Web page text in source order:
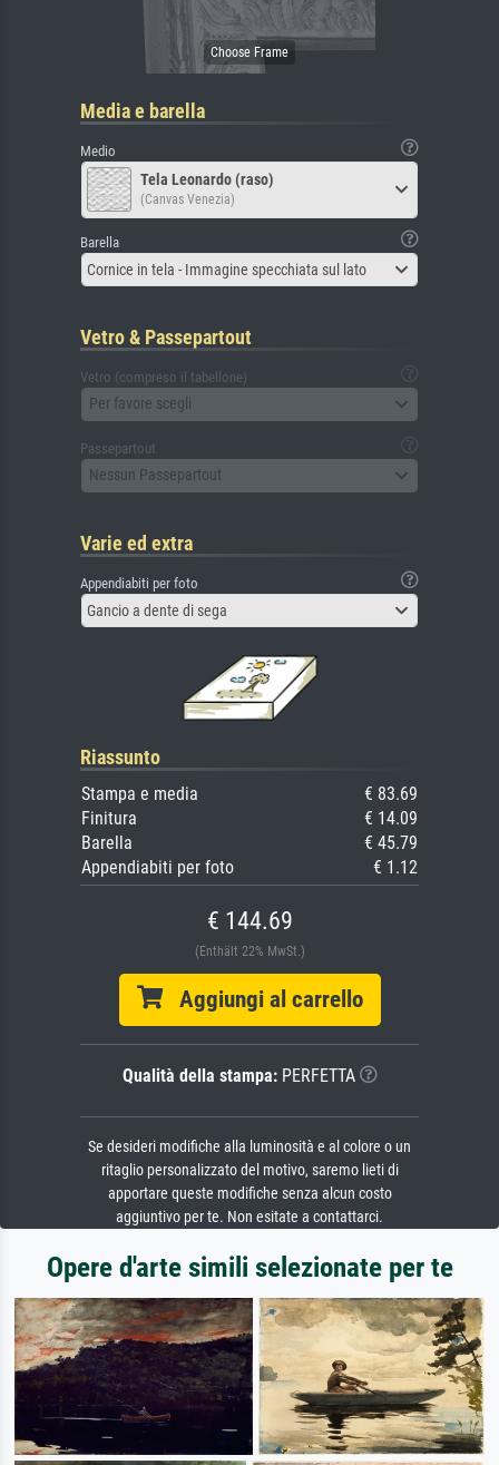
Media e barella
Medio
Tela Leonardo (raso)
(Canvas Venezia)
Barella
Cornice in tela - Immagine specchiata sul lato
Vetro & Passepartout
Vetro (compreso il tabellone)
Per favore scegli
Passepartout
Nessun Passepartout
Varie ed extra
Appendiabiti per foto
Gancio a dente di sega
Riassunto
Stampa e media
€ 83.69
Finitura
€ 14.09
Barella
€ 45.79
Appendiabiti per foto
€ 1.12
€ 144.69
(Enthält 22% MwSt.)
Aggiungi al carrello
Qualità della stampa:PERFETTA
Se desideri modifiche alla luminosità e al colore o un
ritaglio personalizzato del motivo, saremo lieti di
apportare queste modifiche senza alcun costo
aggiuntivo per te. Non esitate a contattarci.
Opere d'arte simili selezionate per te